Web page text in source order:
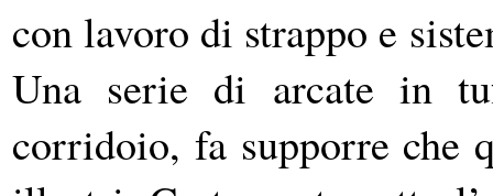
con lavoro di strappo e
Una serie di arcate in
corridoio, fa supporre che